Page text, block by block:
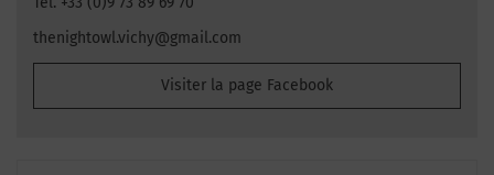
thenightowl.vichy@gmail.com
Visiter la page Facebook